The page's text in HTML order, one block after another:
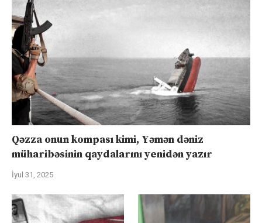
Qəzza onun kompası kimi, Yəmən dəniz
müharibəsinin qaydalarını yenidən yazır
İyul 31, 2025